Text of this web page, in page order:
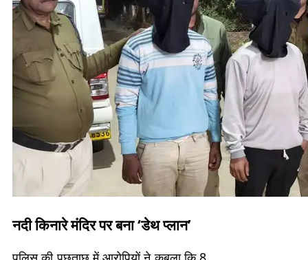
नदी किनारे मंदिर पर बना ‘डेथ प्लान’